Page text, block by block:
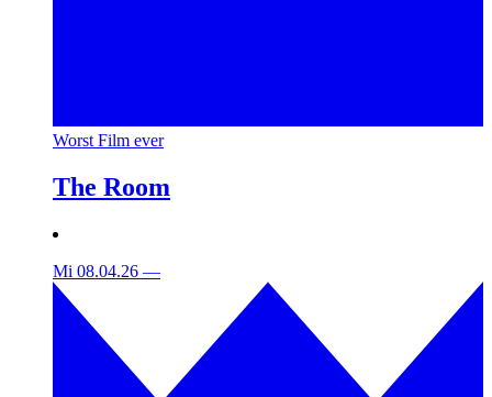
Worst Film ever
The Room
Mi 08.04.26 —